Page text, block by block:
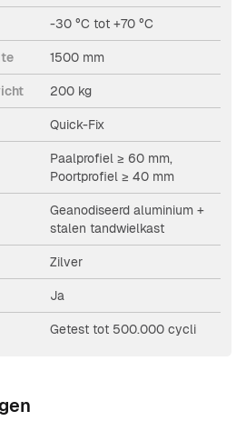
-30 °C tot +70 °C
1500 mm
200 kg
Quick-Fix
Paalprofiel ≥ 60 mm,
Poortprofiel ≥ 40 mm
Geanodiseerd aluminium +
stalen tandwielkast
Zilver
Ja
Getest tot 500.000 cycli